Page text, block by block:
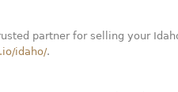
partner for selling your
idaho/.